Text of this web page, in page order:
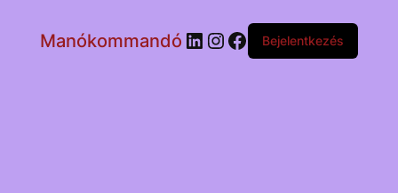
Manókommandó LinkedIn
Instagram
Facebook
Bejelentkezés